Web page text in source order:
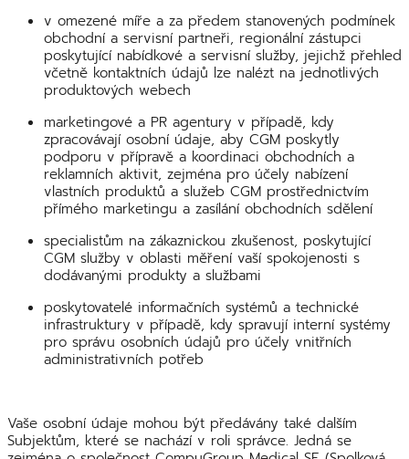
v omezené míře a za předem stanovených podmínek
obchodní a servisní partneři, regionální zástupci
poskytující nabídkové a servisní služby, jejichž přehled
včetně kontaktních údajů lze nalézt na jednotlivých
produktových webech
marketingové a PR agentury v případě, kdy
zpracovávají osobní údaje, aby CGM poskytly
podporu v přípravě a koordinaci obchodních a
reklamních aktivit, zejména pro účely nabízení
vlastních produktů a služeb CGM prostřednictvím
přímého marketingu a zasílání obchodních sdělení
specialistům na zákaznickou zkušenost, poskytující
CGM služby v oblasti měření vaší spokojenosti s
dodávanými produkty a službami
poskytovatelé informačních systémů a technické
infrastruktury v případě, kdy spravují interní systémy
pro správu osobních údajů pro účely vnitřních
administrativních potřeb
Vaše osobní údaje mohou být předávány také dalším
Subjektům, které se nachází v roli správce. Jedná se